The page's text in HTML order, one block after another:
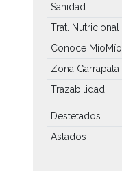
Sanidad
Trat. Nutricional
Conoce MíoMío
Zona Garrapata
Trazabilidad
Destetados
Astados